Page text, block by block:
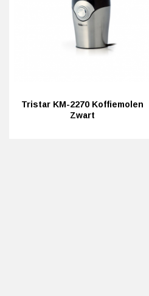
Tristar KM-2270 Koffiemolen
Zwart